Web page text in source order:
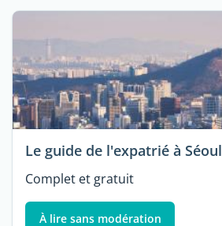
Le guide de l'expatrié à Séoul
Complet et gratuit
À lire sans modération